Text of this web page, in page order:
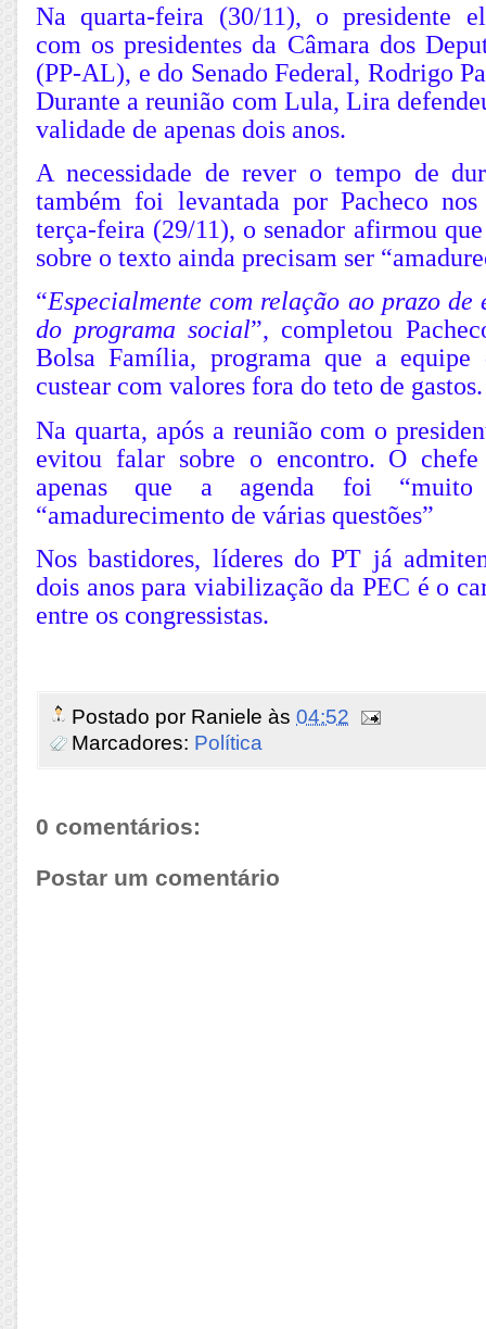
Na quarta-feira (30/11), o presidente
com os presidentes da Câmara dos
(PP-AL), e do Senado Federal, Rodrigo
Durante a reunião com Lula, Lira
validade de apenas dois anos.
A necessidade de rever o tempo de
também foi levantada por Pacheco
terça-feira (29/11), o senador afirmou que
sobre o texto ainda precisam ser
“Especialmente com relação ao prazo de
do programa social”, completou
Bolsa Família, programa que a equipe
custear com valores fora do teto de gastos.
Na quarta, após a reunião com o
evitou falar sobre o encontro. O chefe
apenas que a agenda foi “muito
“amadurecimento de várias questões”
Nos bastidores, líderes do PT já
dois anos para viabilização da PEC é o
entre os congressistas.
Postado por Raniele às 04:52
Marcadores: Política
0 comentários:
Postar um comentário